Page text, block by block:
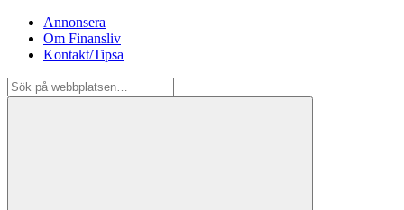
Annonsera
Om Finansliv
Kontakt/Tipsa